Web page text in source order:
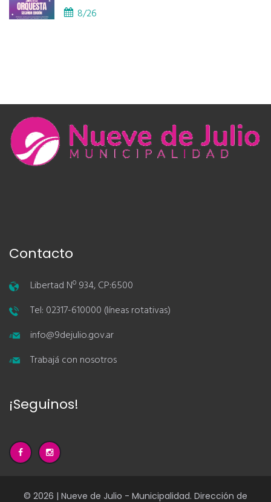
8/26
Contacto
Libertad Nº 934, CP:6500
Tel: 02317-610000 (líneas rotativas)
info@9dejulio.gov.ar
Trabajá con nosotros
¡Seguinos!
© 2026 | Nueve de Julio - Municipalidad. Dirección de